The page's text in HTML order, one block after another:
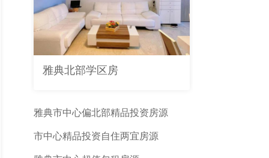
雅典北部学区房
雅典市中心偏北部精品投资房源
市中心精品投资自住两宜房源